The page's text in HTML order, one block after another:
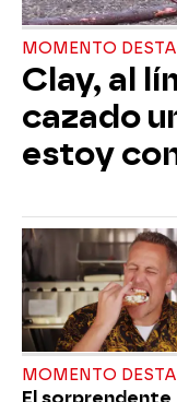
MOMENTO
Clay, al
cazado
estoy
MOMENTO